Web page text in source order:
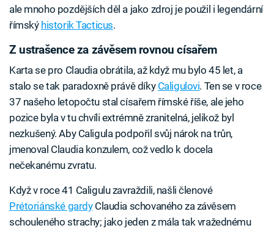
ale mnoho pozdějších děl a jako zdroj je použil i legendární
římský historik Tacticus.
Z ustrašence za závěsem rovnou císařem
Karta se pro Claudia obrátila, až když mu bylo 45 let, a
stalo se tak paradoxně právě díky Caligulovi. Ten se v roce
37 našeho letopočtu stal císařem římské říše, ale jeho
pozice byla v tu chvíli extrémně zranitelná, jelikož byl
nezkušený. Aby Caligula podpořil svůj nárok na trůn,
jmenoval Claudia konzulem, což vedlo k docela
nečekanému zvratu.
Když v roce 41 Caligulu zavraždili, našli členové
Prétoriánské gardyClaudia schovaného za závěsem
schouleného strachy; jako jeden z mála tak vražednému